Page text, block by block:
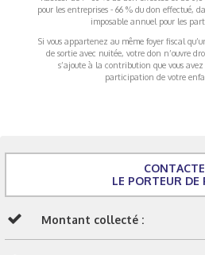
pour les entreprises - 66 % du don effectué,
imposable annuel pour les
Si vous appartenez au même foyer fiscal
de sortie avec nuitée, votre don n’ouvre
s’ajoute à la contribution que vous
participation de votre
LE PORTEUR DE
Montant collecté :